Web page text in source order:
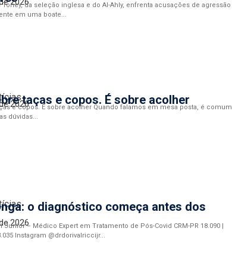
Toney, da seleção inglesa e do Al-Ahly, enfrenta acusações de agressão
em uma boate...
taças e copos. É sobre acolher
2026
e copos. É sobre acolher Quando falamos em mesa posta, é comum
dúvidas...
o diagnóstico começa antes dos
2026
Junior – Médico Expert em Tratamento de Pós-Covid CRM-PR 18.090 |
Instagram @drdorivalriccijr...